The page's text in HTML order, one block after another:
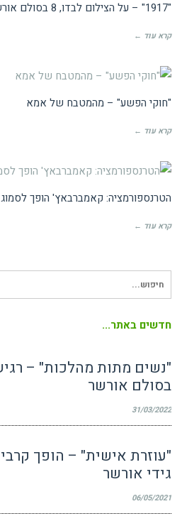
"1917" – על הצילום לבדו, 8 בסולם אורשר . גידי אורשר
קרא עוד ←
ביקורות קולנוע
"חוקי הפשע" – מהמטבח של אמא
קרא עוד ←
וידאו
הטרנספורמציה: קאמברבאץ' הופך לסמוג
קרא עוד ←
עבור:
חדשים באתר...
בסולם אורשר
31/03/2022
גידי אורשר
06/05/2021